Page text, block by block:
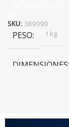
SKU: 389090
PESO 1 kg
DIMENSIONES